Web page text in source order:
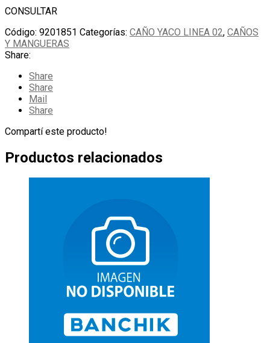
CONSULTAR
Código: 9201851 Categorías: CAÑO YACO LINEA 02, CAÑOS
Y MANGUERAS
Share:
Share
Share
Mail
Share
Compartí este producto!
Productos relacionados